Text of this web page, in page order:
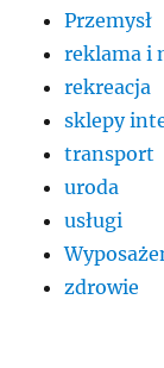
Przemysł
reklama i
rekreacja
sklepy
transport
uroda
usługi
zdrowie